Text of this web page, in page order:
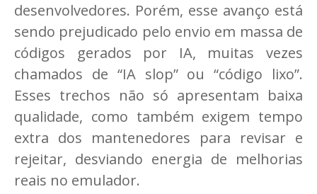
desenvolvedores. Porém, esse avanço está
sendo prejudicado pelo envio em massa de
códigos gerados por IA, muitas vezes
chamados de “IA slop” ou “código lixo”.
Esses trechos não só apresentam baixa
qualidade, como também exigem tempo
extra dos mantenedores para revisar e
rejeitar, desviando energia de melhorias
reais no emulador.